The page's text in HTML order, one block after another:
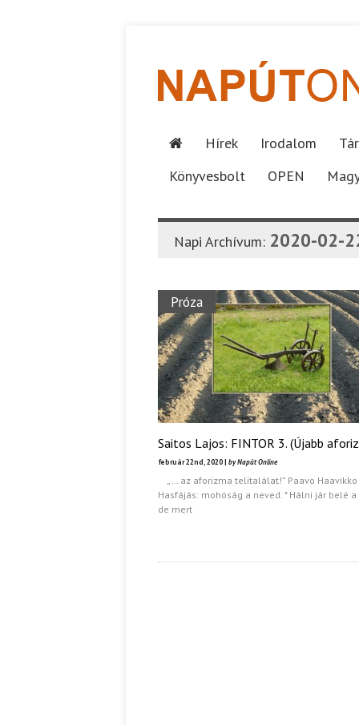
Hírek Irodalom
Könyvesbolt
OPEN
Napi Archívum: 2020-02-
Próza
Saitos Lajos: FINTOR 3. (Újabb
február 22nd, 2020 | by Napút Online
„… az aforizma telitalálat!” Paavo Haavikko
Hasfájás: mohóság a neved. * Hálni jár belé
de mert